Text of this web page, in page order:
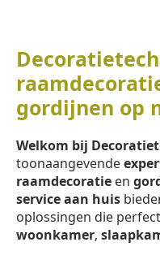
gordijnen op
Welkom bij
toonaangevende
raamdecoratie en
service aan huis
oplossingen die
woonkamer,